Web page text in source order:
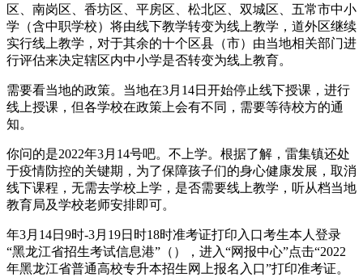
区、南岗区、香坊区、平房区、松北区、双城区、五常市中小
学（含中职学校）将由线下教学转变为线上教学，道外区继续
实行线上教学，对于其余的十个区县（市）由当地相关部门进
行评估来决定辖区内中小学是否转变为线上教育。
需要看当地的政策。当地在3月14日开始停止线下授课，进行
线上授课，但各学校在政策上会有不同，需要等待校方的通
知。
你问的是2022年3月14号吧。不上学。根据了解，雷集镇还处
于疫情防控的关键期，为了保障孩子们的身心健康发展，取消
线下课程，无需去学校上学，是否需要线上教学，听从档当地
教育局及学校老师安排即可。
年3月14日9时-3月19日时18时准考证打印入口考生本人登录
“黑龙江省招生考试信息港”（），进入“网报中心”点击“2022
年黑龙江省普通高校专升本招生网上报名入口”打印准考证。